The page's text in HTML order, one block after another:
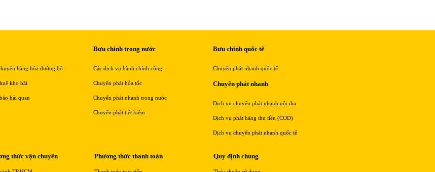
hàng hóa đường bộ
kho bãi
hải quan
Bưu chính trong nước
Các dịch vụ hành chính công
Chuyển phát hỏa tốc
Chuyển phát nhanh trong nước
Chuyển phát tiết kiệm
Bưu chính quốc tế
Chuyển phát nhanh quốc tế
Chuyển phát nhanh
Dịch vụ chuyển phát nhanh nội địa
Dịch vụ phát hàng thu tiền (COD)
Dịch vụ chuyển phát nhanh quốc tế
thức vận chuyển Phương thức thanh toán Quy định chung